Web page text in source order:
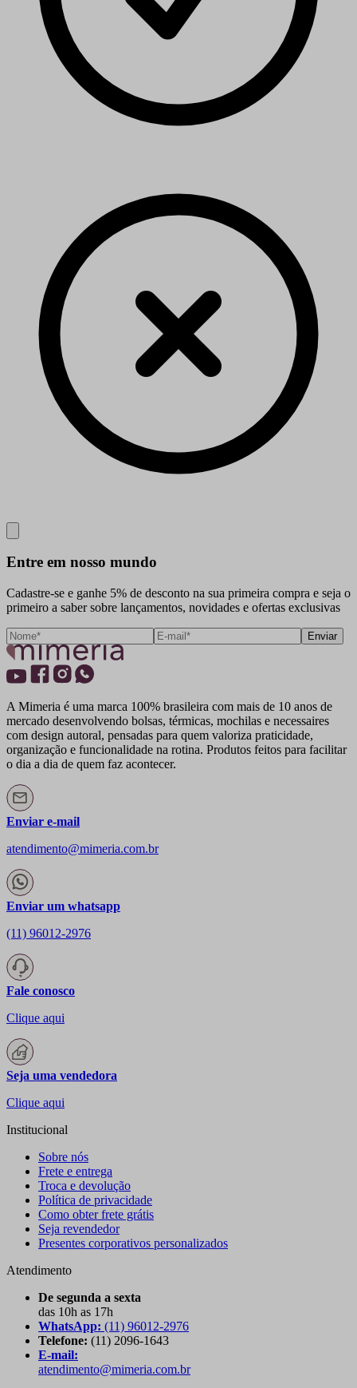
Entre em nosso mundo
Cadastre-se e ganhe 5% de desconto na sua primeira compra e seja o
primeiro a saber sobre lançamentos, novidades e ofertas exclusivas
Enviar
A Mimeria é uma marca 100% brasileira com mais de 10 anos de
mercado desenvolvendo bolsas, térmicas, mochilas e necessaires
com design autoral, pensadas para quem valoriza praticidade,
organização e funcionalidade na rotina. Produtos feitos para facilitar
o dia a dia de quem faz acontecer.
Enviar e-mail
atendimento@mimeria.com.br
Enviar um whatsapp
(11) 96012-2976
Fale conosco
Clique aqui
Seja uma vendedora
Clique aqui
Institucional
Sobre nós
Frete e entrega
Troca e devolução
Política de privacidade
Como obter frete grátis
Seja revendedor
Presentes corporativos personalizados
Atendimento
De segunda a sexta
das 10h as 17h
WhatsApp: (11) 96012-2976
Telefone: (11) 2096-1643
E-mail:
atendimento@mimeria.com.br